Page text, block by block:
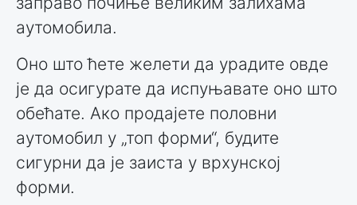
аутомобила.
Оно што ћете желети да урадите овде
је да осигурате да испуњавате оно што
обећате. Ако продајете половни
аутомобил у „топ форми“, будите
сигурни да је заиста у врхунској
форми.